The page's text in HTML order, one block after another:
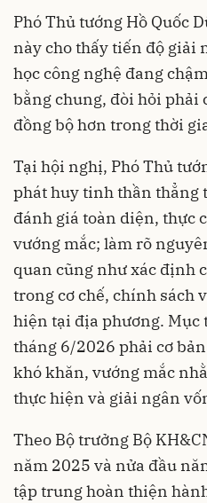
Phó Thủ tướng Hồ Quốc
này cho thấy tiến độ giải
học công nghệ đang
bằng chung, đòi hỏi phải
đồng bộ hơn trong thời
Tại hội nghị, Phó Thủ
phát huy tinh thần thẳng
đánh giá toàn diện, thực
vướng mắc; làm rõ
quan cũng như xác định
trong cơ chế, chính sách
hiện tại địa phương. Mục
tháng 6/2026 phải cơ
khó khăn, vướng mắc
thực hiện và giải ngân
Theo Bộ trưởng Bộ
năm 2025 và nửa đầu
tập trung hoàn thiện